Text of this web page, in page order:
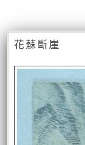
花蘇斷崖